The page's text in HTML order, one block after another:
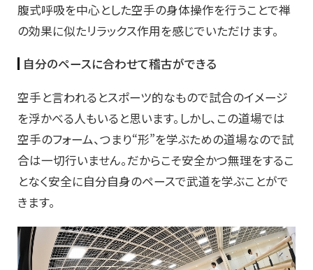
腹式呼吸を中心とした空手の身体操作を行うことで禅
の効果に似たリラックス作用を感じでいただけます。
自分のペースに合わせて稽古ができる
空手と言われるとスポーツ的なもので試合のイメージ
を浮かべる人もいると思います。しかし、この道場では
空手のフォーム、つまり“形”を学ぶための道場なので試
合は一切行いません。だからこそ安全かつ無理をするこ
となく安全に自分自身のペースで武道を学ぶことがで
きます。